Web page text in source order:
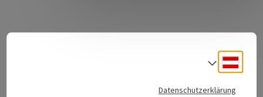
Datenschutzerklärung